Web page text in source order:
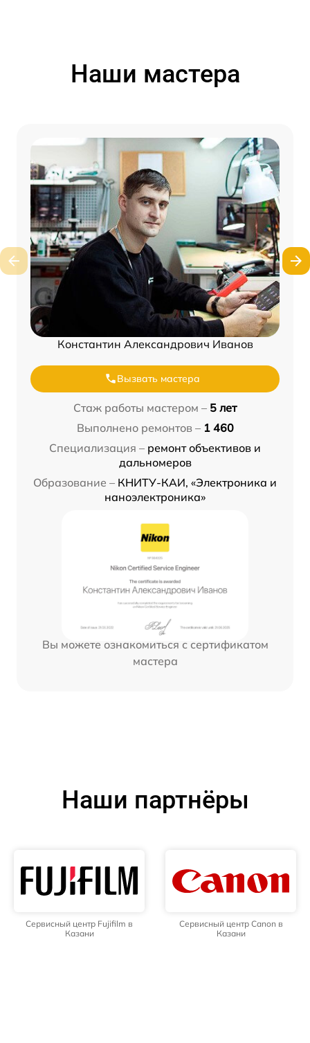
Наши мастера
Константин Александрович Иванов
Вызвать мастера
Стаж работы мастером – 5 лет
Выполнено ремонтов – 1 460
Специализация – ремонт объективов и
дальномеров
Образование – КНИТУ-КАИ, «Электроника и
наноэлектроника»
Вы можете ознакомиться с сертификатом
мастера
Наши партнёры
Сервисный центр Fujifilm в
Казани
Сервисный центр Canon в
Казани